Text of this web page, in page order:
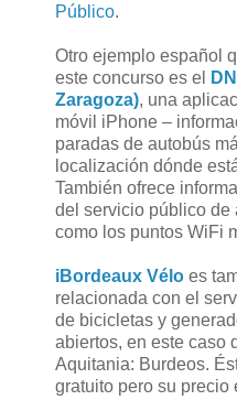
Público.
Otro ejemplo español
este concurso es el
Zaragoza), una
móvil iPhone –
paradas de autobús
localización dónde
También ofrece
del servicio público
como los puntos WiFi
iBordeaux Vélo es
relacionada con el
de bicicletas y
abiertos, en este caso
Aquitania: Burdeos.
gratuito pero su precio